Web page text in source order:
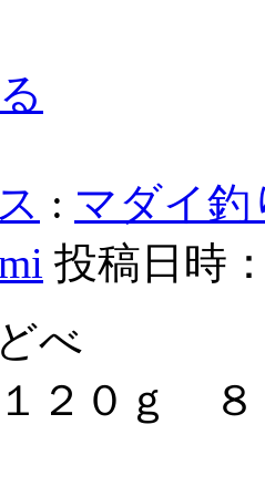
: マダイ釣
投稿日時
べ
１２０ｇ